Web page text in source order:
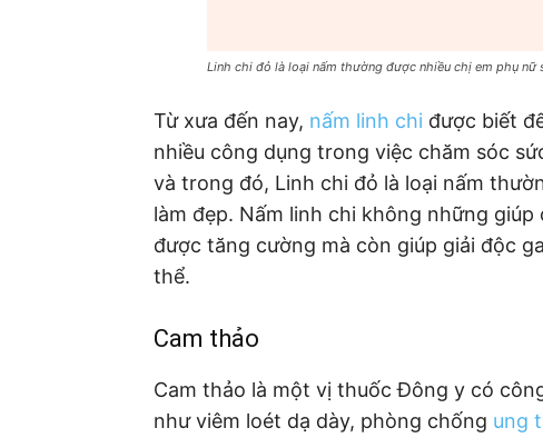
Linh chi đỏ là loại nấm thường được nhiều chị em phụ nữ
Từ xưa đến nay, nấm linh chi được biết
nhiều công dụng trong việc chăm sóc
và trong đó, Linh chi đỏ là loại nấm
làm đẹp. Nấm linh chi không những
được tăng cường mà còn giúp giải độc
thể.
Cam thảo
Cam thảo là một vị thuốc Đông y có
như viêm loét dạ dày, phòng chống ung